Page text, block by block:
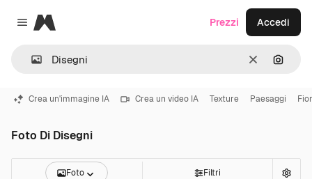
Close menu
Magnific
CancellaCerca
Prezzi Accedi
Crea un'immagine IA Crea un video IA Texture Paesaggi
Foto Di Disegni
Foto Filtri